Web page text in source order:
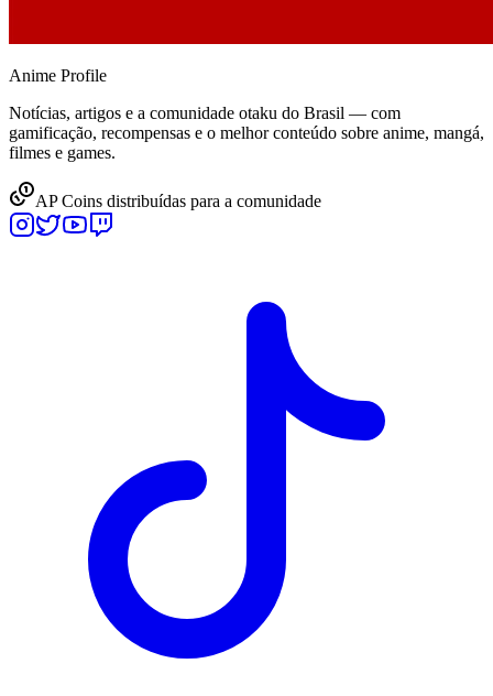
Anime Profile
Notícias, artigos e a comunidade otaku do Brasil — com
gamificação, recompensas e o melhor conteúdo sobre anime, mangá,
filmes e games.
AP Coins distribuídas para a comunidade